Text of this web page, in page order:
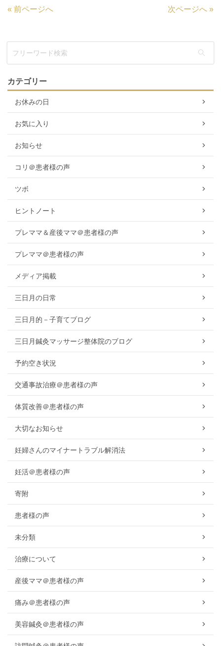
« 前ページへ 次ページへ »
カテゴリー
お休みの日
お気に入り
お知らせ
コリ＠患者様の声
ツボ
ヒントノート
プレママ＆産後ママ＠患者様の声
プレママ＠患者様の声
メディア掲載
三日月の日常
三日月的－子育てブログ
三日月鍼灸マッサージ整体院のブログ
予約空き状況
交通事故治療＠患者様の声
体質改善＠患者様の声
大切なお知らせ
妊婦さんのマイナートラブル解消法
妊活＠患者様の声
寄附
患者様の声
未分類
治療について
産後ママ＠患者様の声
痛み＠患者様の声
美容鍼灸＠患者様の声